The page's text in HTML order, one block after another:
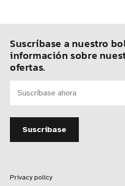
Suscríbase a nuestro
información sobre
ofertas.
Privacy policy